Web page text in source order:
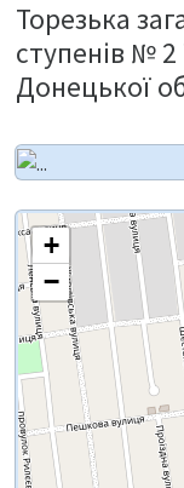
Торезька
ступенів № 2
Донецької
+
−